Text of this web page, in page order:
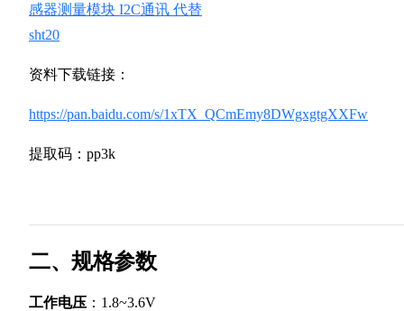
感器测量模块 I2C通讯 代替
sht20
资料下载链接：
https://pan.baidu.com/s/1xTX_QCmEmy8DWgxgtgXXFw
提取码：pp3k
二、规格参数
工作电压 ：1.8~3.6V